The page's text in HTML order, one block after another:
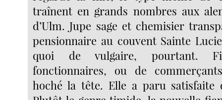
traînent en grands nombres aux
d’Ulm. Jupe sage et chemisier
pensionnaire au couvent Sainte
quoi de vulgaire, pourtant.
fonctionnaires, ou de
hoché la tête. Elle a paru satisfaite